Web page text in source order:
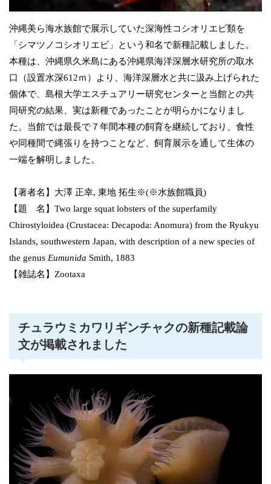
沖縄美ら海水族館で展示していた深海性コシオリエビ類を
「シマツノコシオリエビ」という和名で新種記載しました。
本種は、沖縄県久米島にある沖縄県海洋深層水研究所の取水
口（設置水深612ｍ）より、海洋深層水と共に汲み上げられた
個体で、島根大学エスチュアリー研究センターと当館との共
同研究の結果、実は新種であったことが明らかになりまし
た。当館では最長で７年間本種の飼育を継続しており、食性
や同種間で縄張りを持つことなど、飼育展示を通して生体の
一端を解明しました。
【著者名】大澤 正幸, 東地 拓生※(※水族館職員)
【題 名】Two large squat lobsters of the superfamily
Chirostyloidea (Crustacea: Decapoda: Anomura) from the Ryukyu
Islands, southwestern Japan, with description of a new species of
the genus Eumunida Smith, 1883
【雑誌名】Zootaxa
チュラウミカワリギンチャクの新種記載論
文が掲載されました